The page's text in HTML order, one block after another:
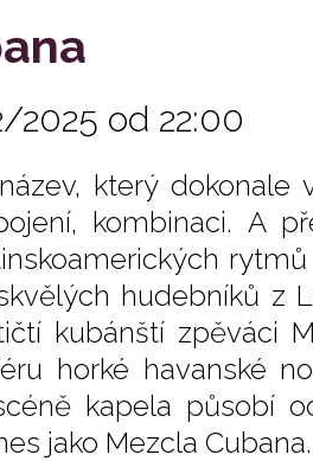
od 22:00
který dokonale
kombinaci. A
hudebníků z
kubánští zpěváci
horké havanské
kapela působí
jako Mezcla Cubana.